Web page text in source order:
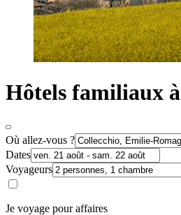
Hôtels familiaux
Où allez-vous ?
Dates
Voyageurs
Je voyage pour affaires